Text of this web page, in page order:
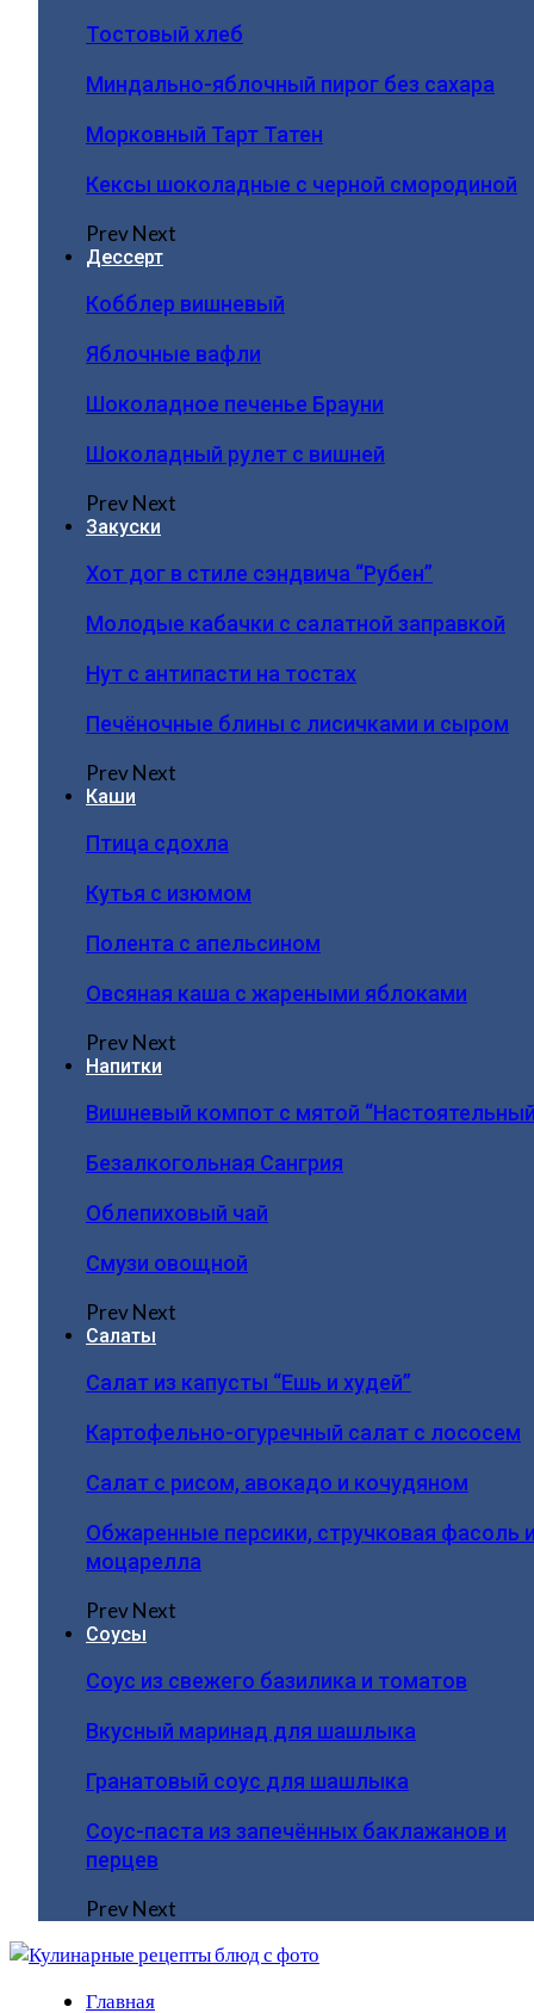
Тостовый хлеб
Миндально-яблочный пирог без сахара
Морковный Тарт Татен
Кексы шоколадные с черной смородиной
PrevNext
Дессерт
Кобблер вишневый
Яблочные вафли
Шоколадное печенье Брауни
Шоколадный рулет с вишней
PrevNext
Закуски
Хот дог в стиле сэндвича “Рубен”
Молодые кабачки с салатной заправкой
Нут с антипасти на тостах
Печёночные блины с лисичками и сыром
PrevNext
Каши
Птица сдохла
Кутья с изюмом
Полента с апельсином
Овсяная каша с жареными яблоками
PrevNext
Напитки
Вишневый компот с мятой
Безалкогольная Сангрия
Облепиховый чай
Смузи овощной
PrevNext
Салаты
Салат из капусты “Ешь и худей”
Картофельно-огуречный салат с лососем
Салат с рисом, авокадо и кочудяном
Обжаренные персики, стручковая фасоль
моцарелла
PrevNext
Соусы
Соус из свежего базилика и томатов
Вкусный маринад для шашлыка
Гранатовый соус для шашлыка
Соус-паста из запечённых баклажанов и
перцев
PrevNext
Главная